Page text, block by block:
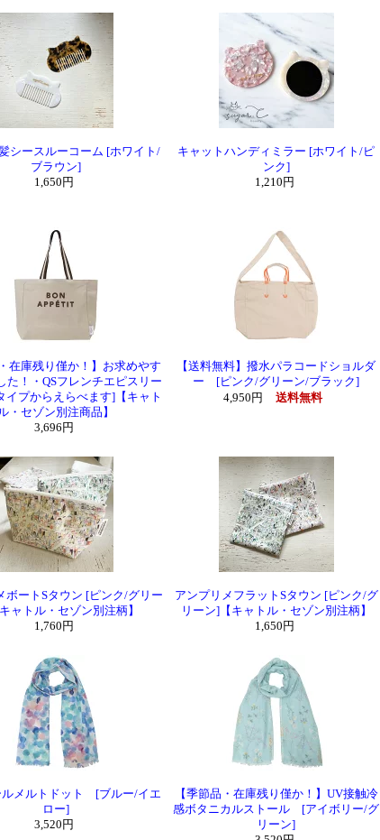
シースルーコーム [ホワイト/
ブラウン]
1,650円
キャットハンディミラー [ホワイト/ピ
ンク]
1,210円
在庫残り僅か！】お求めやす
た！・QSフレンチエピスリー
イプからえらべます]【キャト
・セゾン別注商品】
3,696円
【送料無料】撥水パラコードショルダ
ー [ピンク/グリーン/ブラック]
4,950円
送料無料
ボートSタウン [ピンク/グリー
ャトル・セゾン別注柄】
1,760円
アンプリメフラットSタウン [ピンク/グ
リーン]【キャトル・セゾン別注柄】
1,650円
ルメルトドット [ブルー/イエ
ロー]
3,520円
【季節品・在庫残り僅か！】UV接触冷
感ボタニカルストール [アイボリー/グ
リーン]